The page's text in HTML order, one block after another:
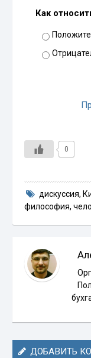
Как
0
дискуссия,
философия,
ДОБАВИТЬ